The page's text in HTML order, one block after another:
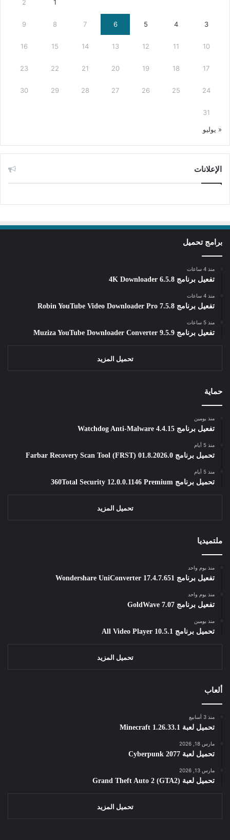
1
2
3
4
5
6
7
8
9
10
11
12
13
14
15
16
17
18
19
20
21
22
23
24
25
26
27
28
29
30
31
« يوليو
الإعلانات
برامج تحميل
منذ 4 ساعات
تفعيل برنامج 4K Downloader 6.5.8
منذ 4 ساعات
تفعيل برنامج Robin YouTube Video Downloader Pro 7.5.8
منذ 5 ساعات
تفعيل برنامج Muziza YouTube Downloader Converter 9.5.9
تحميل المزيد
حماية
منذ يومين
تفعيل برنامج Watchdog Anti-Malware 4.4.15
منذ 5 أيام
تحميل برنامج Farbar Recovery Scan Tool (FRST) 01.8.2026.0
منذ 5 أيام
تحميل برنامج 360Total Security 12.0.0.1146 Premium
تحميل المزيد
ملتميديا
منذ يوم واحد
تفعيل برنامج Wondershare UniConverter 17.4.7.651
منذ يوم واحد
تفعيل برنامج GoldWave 7.07
منذ يومين
تحميل برنامج All Video Player 10.5.1
تحميل المزيد
ألعاب
منذ 3 أسابيع
تحميل لعبة Minecraft 1.26.33.1
مارس 18, 2026
تحميل لعبة Cyberpunk 2077
مارس 13, 2026
تحميل لعبة Grand Theft Auto 2 (GTA2)
تحميل المزيد